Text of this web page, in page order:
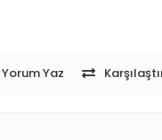
Yorum Yaz